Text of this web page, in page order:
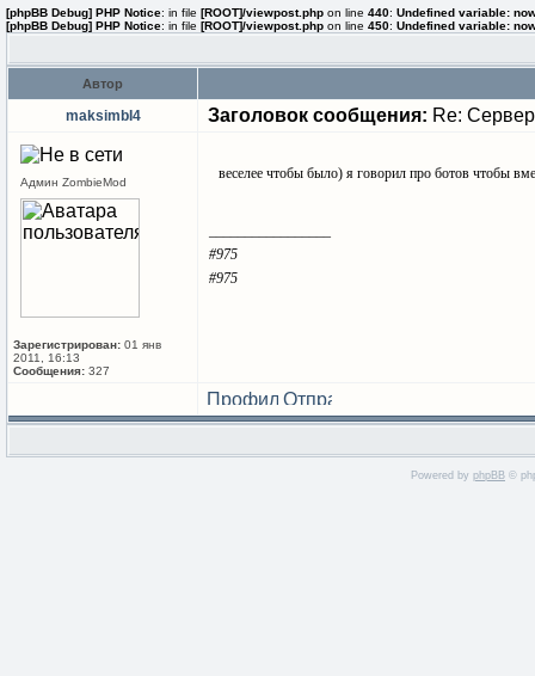
[phpBB Debug] PHP Notice: in file [ROOT]/viewpost.php on line 440: Undefined variable:
[phpBB Debug] PHP Notice: in file [ROOT]/viewpost.php on line 450: Undefined variable:
Автор
maksimbI4 Заголовок сообщения: Re:
Админ ZombieMod
Зарегистрирован: 01 янв
2011, 16:13
Сообщения: 327
веселее чтобы было) я говорил про ботов чтобы
#975
#975
Powered by phpBB ©